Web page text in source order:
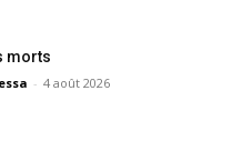
morts
- 4 août 2026